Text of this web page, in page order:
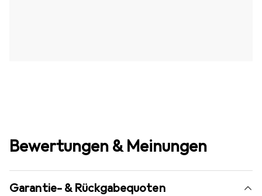
Bewertungen & Meinungen
Garantie- & Rückgabequoten